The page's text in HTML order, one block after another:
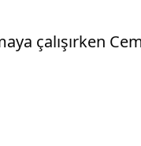
çalışırken